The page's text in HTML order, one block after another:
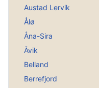
Austad Lervik
Ålø
Åna-Sira
Åvik
Belland
Berrefjord